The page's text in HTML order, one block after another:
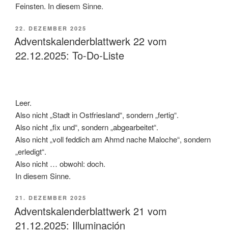
Feinsten. In diesem Sinne.
VERÖFFENTLICHT
AM
22. DEZEMBER 2025
Adventskalenderblattwerk 22 vom
22.12.2025: To-Do-Liste
Leer.
Also nicht „Stadt in Ostfriesland“, sondern „fertig“.
Also nicht „fix und“, sondern „abgearbeitet“.
Also nicht „voll feddich am Ahmd nache Maloche“, sondern
„erledigt“.
Also nicht … obwohl: doch.
In diesem Sinne.
VERÖFFENTLICHT
AM
21. DEZEMBER 2025
Adventskalenderblattwerk 21 vom
21.12.2025: Illuminación